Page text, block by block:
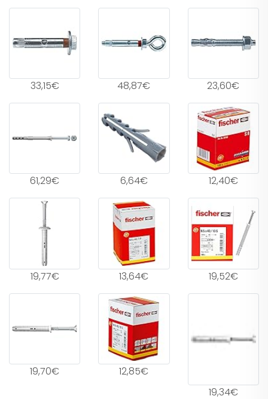
33,15€ 48,87€ 23,60€
61,29€ 6,64€ 12,40€
19,77€ 13,64€ 19,52€
19,70€
12,85€
19,34€